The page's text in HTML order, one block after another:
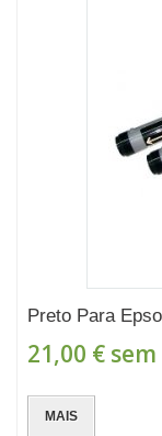
Preto Para
21,00 € sem
MAIS